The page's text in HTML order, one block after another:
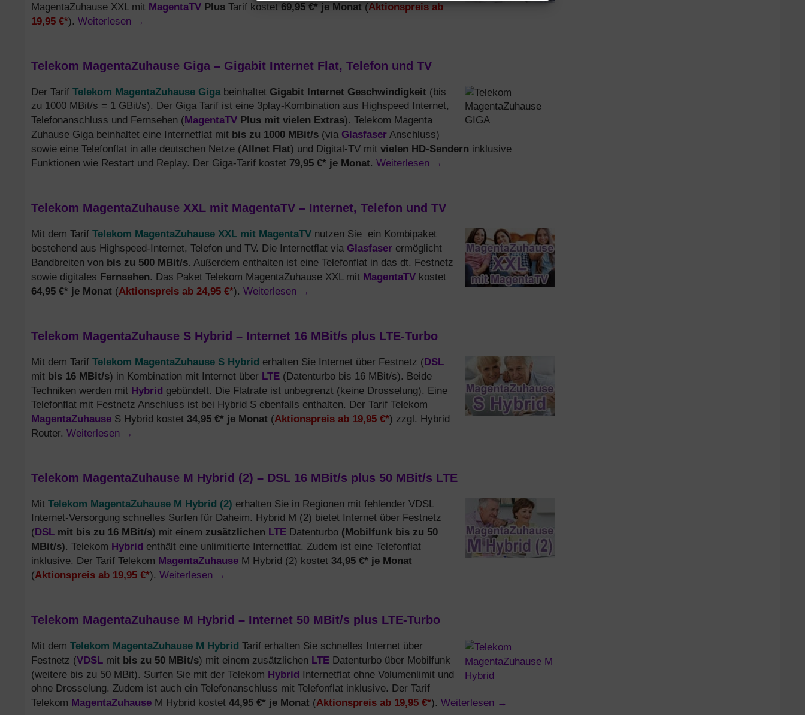
MagentaZuhause XXL mit MagentaTV Plus Tarif kostet 69,95 €* je Monat (Aktionspreis ab
19,95 €*). Weiterlesen →
Telekom MagentaZuhause Giga – Gigabit Internet Flat, Telefon und TV
Der Tarif Telekom MagentaZuhause Giga beinhaltet Gigabit Internet Geschwindigkeit (bis
zu 1000 MBit/s = 1 GBit/s). Der Giga Tarif ist eine 3play-Kombination aus Highspeed Internet,
Telefonanschluss und Fernsehen (MagentaTV Plus mit vielen Extras). Telekom Magenta
Zuhause Giga beinhaltet eine Internetflat mit bis zu 1000 MBit/s (via Glasfaser Anschluss)
sowie eine Telefonflat in alle deutschen Netze (Allnet Flat) und Digital-TV mit vielen HD-Sendern inklusive
Funktionen wie Restart und Replay. Der Giga-Tarif kostet 79,95 €* je Monat. Weiterlesen →
Telekom MagentaZuhause XXL mit MagentaTV – Internet, Telefon und TV
Mit dem Tarif Telekom MagentaZuhause XXL mit MagentaTV nutzen Sie ein Kombipaket
bestehend aus Highspeed-Internet, Telefon und TV. Die Internetflat via Glasfaser ermöglicht
Bandbreiten von bis zu 500 MBit/s. Außerdem enthalten ist eine Telefonflat in das dt. Festnetz
sowie digitales Fernsehen. Das Paket Telekom MagentaZuhause XXL mit MagentaTV kostet
64,95 €* je Monat (Aktionspreis ab 24,95 €*). Weiterlesen →
Telekom MagentaZuhause S Hybrid – Internet 16 MBit/s plus LTE-Turbo
Mit dem Tarif Telekom MagentaZuhause S Hybrid erhalten Sie Internet über Festnetz (DSL
mit bis 16 MBit/s) in Kombination mit Internet über LTE (Datenturbo bis 16 MBit/s). Beide
Techniken werden mit Hybrid gebündelt. Die Flatrate ist unbegrenzt (keine Drosselung). Eine
Telefonflat mit Festnetz Anschluss ist bei Hybrid S ebenfalls enthalten. Der Tarif Telekom
MagentaZuhause S Hybrid kostet 34,95 €* je Monat (Aktionspreis ab 19,95 €*) zzgl. Hybrid
Router. Weiterlesen →
Telekom MagentaZuhause M Hybrid (2) – DSL 16 MBit/s plus 50 MBit/s LTE
Mit Telekom MagentaZuhause M Hybrid (2) erhalten Sie in Regionen mit fehlender VDSL
Internet-Versorgung schnelles Surfen für Daheim. Hybrid M (2) bietet Internet über Festnetz
(DSL mit bis zu 16 MBit/s) mit einem zusätzlichen LTE Datenturbo (Mobilfunk bis zu 50
MBit/s). Telekom Hybrid enthält eine unlimitierte Internetflat. Zudem ist eine Telefonflat
inklusive. Der Tarif Telekom MagentaZuhause M Hybrid (2) kostet 34,95 €* je Monat
(Aktionspreis ab 19,95 €*). Weiterlesen →
Telekom MagentaZuhause M Hybrid – Internet 50 MBit/s plus LTE-Turbo
Mit dem Telekom MagentaZuhause M Hybrid Tarif erhalten Sie schnelles Internet über
Festnetz (VDSL mit bis zu 50 MBit/s) mit einem zusätzlichen LTE Datenturbo über Mobilfunk
(weitere bis zu 50 MBit). Surfen Sie mit der Telekom Hybrid Internetflat ohne Volumenlimit und
ohne Drosselung. Zudem ist auch ein Telefonanschluss mit Telefonflat inklusive. Der Tarif
Telekom MagentaZuhause M Hybrid kostet 44,95 €* je Monat (Aktionspreis ab 19,95 €*). Weiterlesen →